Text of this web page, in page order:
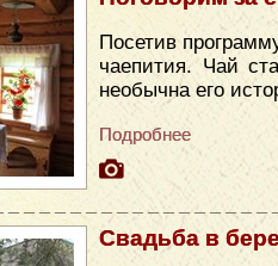
Посетив
чаепития. Чай
необычна его
Подробнее
Свадьба в